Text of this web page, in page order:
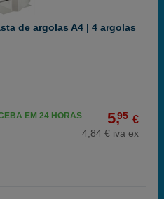
de argolas A4 | 4 argolas
5,95 €
4,84 € iva ex
EM 24 HORAS